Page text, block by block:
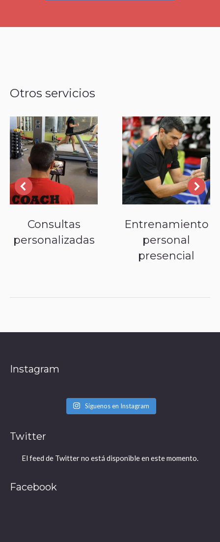
Otros servicios
Consultas
personalizadas
Entrenamiento
personal
presencial
Instagram
Síguenos en Instagram
Twitter
El feed de Twitter no está disponible en este momento.
Facebook